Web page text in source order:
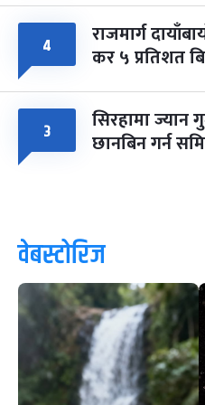
४ राजमार्ग
कर ५ प्रतिशत
३ सिरहामा ज्यान
छानबिन गर्न
वेबस्टोरिज